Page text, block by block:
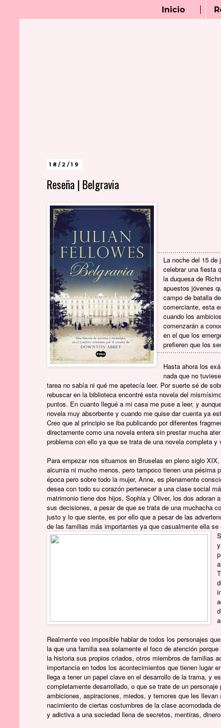
Inicio
18/2/19
Reseña | Belgravia
La noche del 15
celebrar una fiesta
la duquesa de
apuestos jóvenes
campo de batalla
comerciante, esta
cuando los
comenzarán a
en el que los
prefieren que los
Hasta ahora los
nada que no
tarea no sabía ni qué me apetecía leer. Por suerte sé de
rebuscar en la biblioteca encontré esta novela del
puntos. En cuanto llegué a mi casa me puse a leer, y
novela muy absorbente y cuando me quise dar cuenta ya
Creo que al principio se iba publicando por diferentes
directamente como una novela entera sin prestar mucha
problema con ello ya que se trata de una novela completa
Para empezar nos situamos en Bruselas en pleno siglo
alcurnia ni mucho menos, pero tampoco tienen una
época pero sobre todo la mujer, Anne, es plenamente
desea con todo su corazón pertenecer a una clase social
matrimonio tiene dos hijos, Sophia y Oliver, los dos
sus decisiones, a pesar de que se trata de una muchacha
justo y lo que siente, es por ello que a pesar de las
de las familias más importantes ya que casualmente ella
Realmente veo imposible hablar de todos los personajes
la que una familia sea solamente el foco de atención
la historia sus propios criados, otros miembros de familias
importancia en todos los acontecimientos que tienen lugar
llega a tener un papel clave en el desarrollo de la trama, y
completamente desarrollado, o que se trate de un
ambiciones, aspiraciones, miedos, y temores que les
nacimiento de ciertas costumbres de la clase acomodada
y adictiva a una sociedad llena de secretos, mentiras,